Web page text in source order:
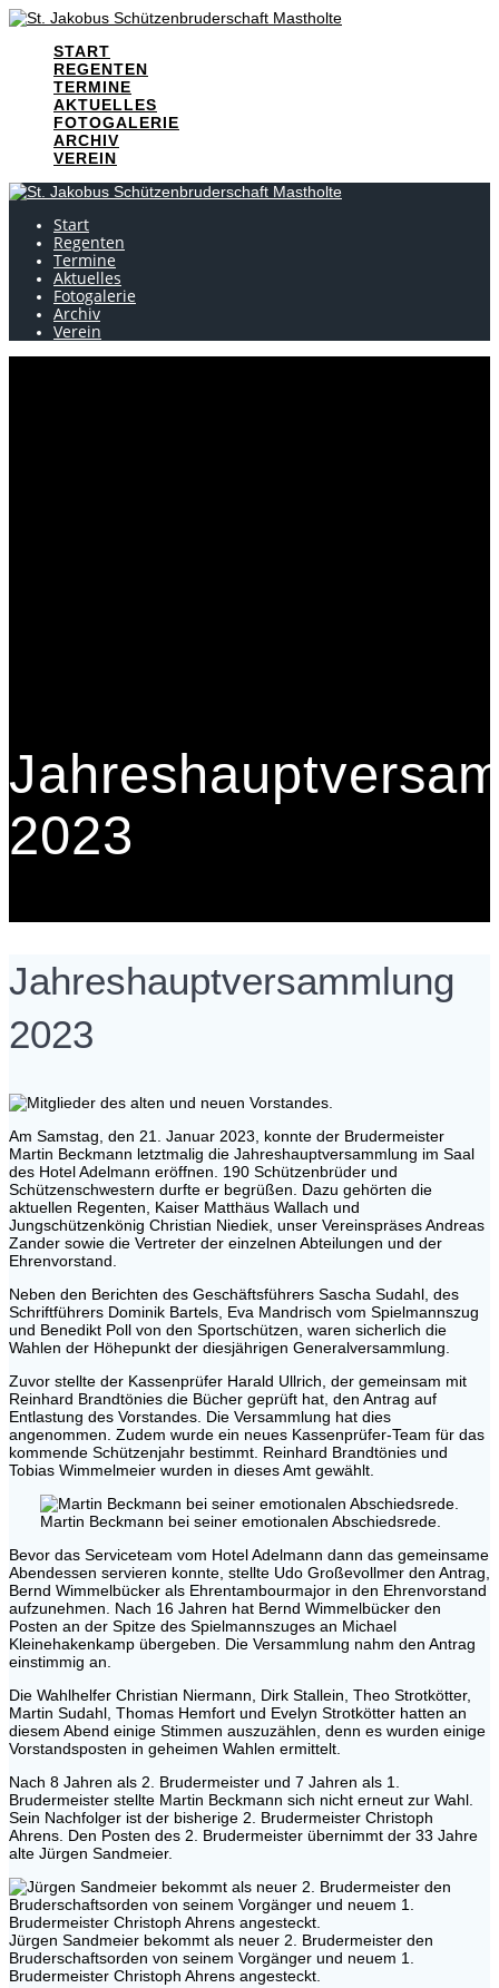
Skip
contentSTART
REGENTEN
TERMINE
AKTUELLES
FOTOGALERIE
ARCHIV
VEREIN
Start
Regenten
Termine
Aktuelles
Fotogalerie
Archiv
Verein
2023
Jahreshauptversammlung
2023
Am Samstag, den 21. Januar 2023, konnte der Brudermeister
Martin Beckmann letztmalig die Jahreshauptversammlung im Saal
des Hotel Adelmann eröffnen. 190 Schützenbrüder und
Schützenschwestern durfte er begrüßen. Dazu gehörten die
aktuellen Regenten, Kaiser Matthäus Wallach und
Jungschützenkönig Christian Niediek, unser Vereinspräses Andreas
Zander sowie die Vertreter der einzelnen Abteilungen und der
Ehrenvorstand.
Neben den Berichten des Geschäftsführers Sascha Sudahl, des
Schriftführers Dominik Bartels, Eva Mandrisch vom Spielmannszug
und Benedikt Poll von den Sportschützen, waren sicherlich die
Wahlen der Höhepunkt der diesjährigen Generalversammlung.
Zuvor stellte der Kassenprüfer Harald Ullrich, der gemeinsam mit
Reinhard Brandtönies die Bücher geprüft hat, den Antrag auf
Entlastung des Vorstandes. Die Versammlung hat dies
angenommen. Zudem wurde ein neues Kassenprüfer-Team für das
kommende Schützenjahr bestimmt. Reinhard Brandtönies und
Tobias Wimmelmeier wurden in dieses Amt gewählt.
Martin Beckmann bei seiner emotionalen Abschiedsrede.
Bevor das Serviceteam vom Hotel Adelmann dann das gemeinsame
Abendessen servieren konnte, stellte Udo Großevollmer den Antrag,
Bernd Wimmelbücker als Ehrentambourmajor in den Ehrenvorstand
aufzunehmen. Nach 16 Jahren hat Bernd Wimmelbücker den
Posten an der Spitze des Spielmannszuges an Michael
Kleinehakenkamp übergeben. Die Versammlung nahm den Antrag
einstimmig an.
Die Wahlhelfer Christian Niermann, Dirk Stallein, Theo Strotkötter,
Martin Sudahl, Thomas Hemfort und Evelyn Strotkötter hatten an
diesem Abend einige Stimmen auszuzählen, denn es wurden einige
Vorstandsposten in geheimen Wahlen ermittelt.
Nach 8 Jahren als 2. Brudermeister und 7 Jahren als 1.
Brudermeister stellte Martin Beckmann sich nicht erneut zur Wahl.
Sein Nachfolger ist der bisherige 2. Brudermeister Christoph
Ahrens. Den Posten des 2. Brudermeister übernimmt der 33 Jahre
alte Jürgen Sandmeier.
Jürgen Sandmeier bekommt als neuer 2. Brudermeister den
Bruderschaftsorden von seinem Vorgänger und neuem 1.
Brudermeister Christoph Ahrens angesteckt.